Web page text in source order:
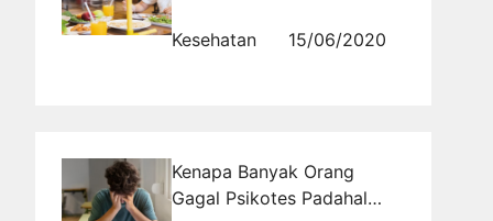
Kesehatan
15/06/2020
Kenapa Banyak Orang
Gagal Psikotes Padahal